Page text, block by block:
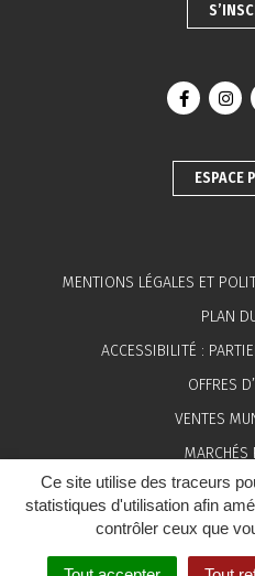
Ce site utilise des traceurs
statistiques d'utilisation afin
contrôler ceux que
Lien vers
ESPACE
MENTIONS LÉGALES ET
PLAN
ACCESSIBILITÉ :
OFFRES
VENTES
MARCHÉS
ESPACE